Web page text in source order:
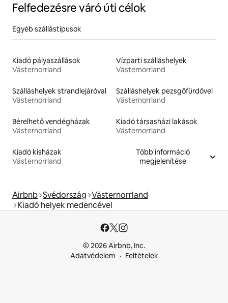
Felfedezésre váró úti célok
Egyéb szállástípusok
Kiadó pályaszállások
Västernorrland
Vízparti szálláshelyek
Västernorrland
Szálláshelyek strandlejáróval
Västernorrland
Szálláshelyek pezsgőfürdővel
Västernorrland
Bérelhető vendégházak
Västernorrland
Kiadó társasházi lakások
Västernorrland
Kiadó kisházak
Västernorrland
Több információ
megjelenítése
Airbnb Svédország Västernorrland
Kiadó helyek medencével
© 2026 Airbnb, Inc.
Adatvédelem
Feltételek